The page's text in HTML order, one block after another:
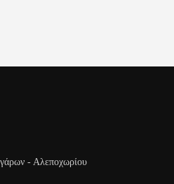
- Αλεποχωρίου